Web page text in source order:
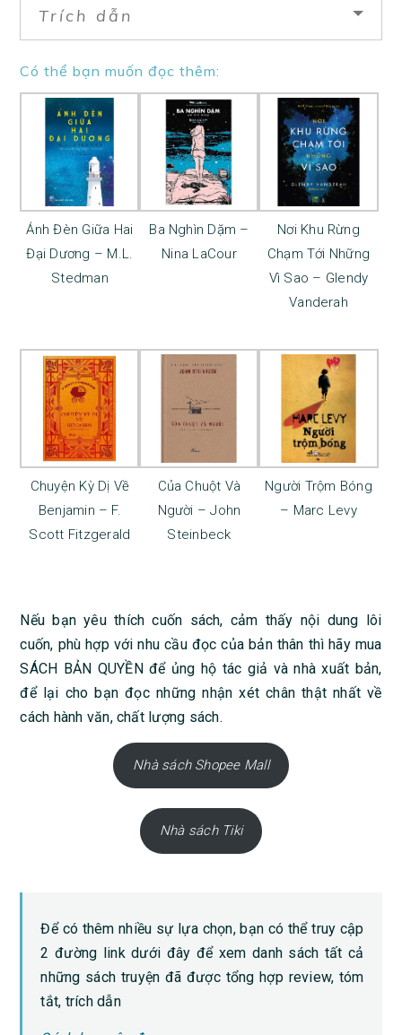
Trích dẫn
Có thể bạn muốn đọc thêm:
Ánh Đèn Giữa Hai
Đại Dương – M.L.
Stedman
Ba Nghìn Dặm –
Nina LaCour
Nơi Khu Rừng
Chạm Tới Những
Vì Sao – Glendy
Vanderah
Chuyện Kỳ Dị Về
Benjamin – F.
Scott Fitzgerald
Của Chuột Và
Người – John
Steinbeck
Người Trộm Bóng
– Marc Levy
Nếu bạn yêu thích cuốn sách, cảm thấy nội dung lôi
cuốn, phù hợp với nhu cầu đọc của bản thân thì hãy mua
SÁCH BẢN QUYỀN để ủng hộ tác giả và nhà xuất bản,
để lại cho bạn đọc những nhận xét chân thật nhất về
cách hành văn, chất lượng sách.
Nhà sách Shopee Mall
Nhà sách Tiki
Để có thêm nhiều sự lựa chọn, bạn có thể truy cập
2 đường link dưới đây để xem danh sách tất cả
những sách truyện đã được tổng hợp review, tóm
tắt, trích dẫn